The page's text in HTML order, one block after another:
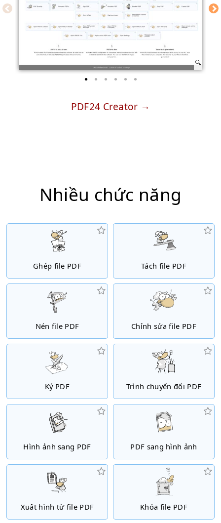
PDF24 Creator
Nhiều chức năng
Ghép file PDF Tách file PDF
Nén file PDF Chỉnh sửa file PDF
Ký PDF Trình chuyển đổi PDF
Hình ảnh sang PDF PDF sang hình ảnh
Xuất hình từ file PDF Khóa file PDF